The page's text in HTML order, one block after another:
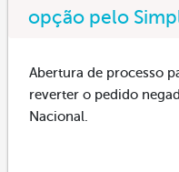
opção pelo
Abertura de processo
reverter o pedido
Nacional.